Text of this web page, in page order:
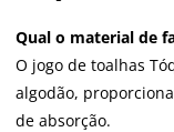
Qual o material de
O jogo de toalhas
algodão,
de absorção.